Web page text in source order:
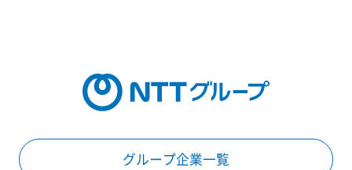
グループ企業一覧